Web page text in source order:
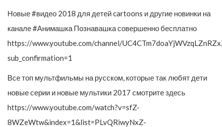
Новые #видео 2018 для детей cartoons и другие новинки на
канале #Анимашка Познавашка совершенно бесплатно
https://www.youtube.com/channel/
sub_confirmation=1
Все топ мультфильмы на русском, которые так любят дети
новые серии и новые мультики 2017 смотрите здесь
https://www.youtube.com/watch?v=sfZ-
8WZeWtw&index=1&list=PLvQRiwyNxZ-